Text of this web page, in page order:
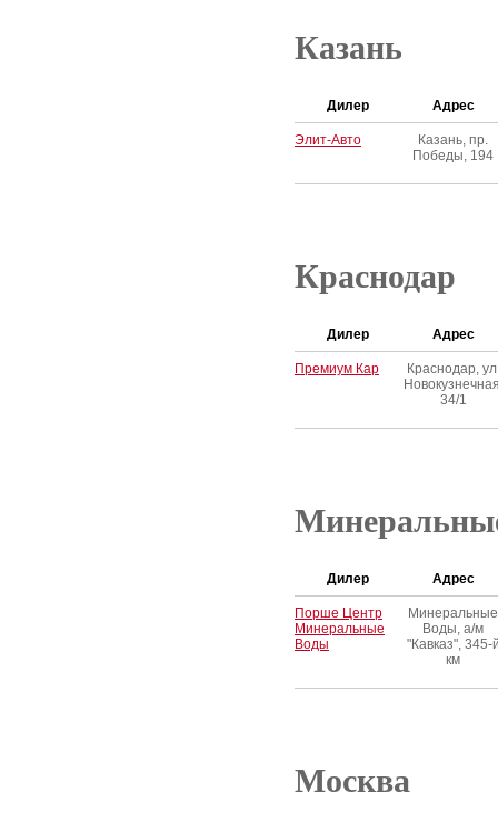
Казань
Дилер Адрес
Элит-Авто
Казань, пр.
Победы, 194
Краснодар
Дилер Адрес
Премиум Кар
Краснодар,
34/1
Дилер Адрес
Порше Центр
Минеральные
Воды
Минеральные
Воды, а/м
"Кавказ", 345-
км
Москва